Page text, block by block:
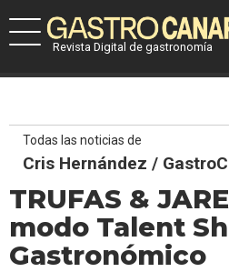
Revista Digital de gastronomía
Todas las noticias de
Cris Hernández /
TRUFAS &
modo Talent
Gastronómico